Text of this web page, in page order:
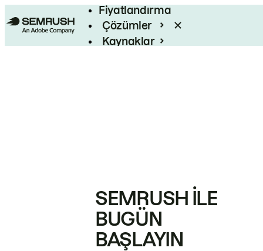
Fiyatlandırma
Çözümler
Kaynaklar
SEMRUSH ILE
BUGÜN
BAŞLAYIN